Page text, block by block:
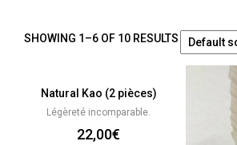
SHOWING 1–6 OF 10 RESULTS
Natural Kao (2 pièces)
Légèreté incomparable.
22,00€